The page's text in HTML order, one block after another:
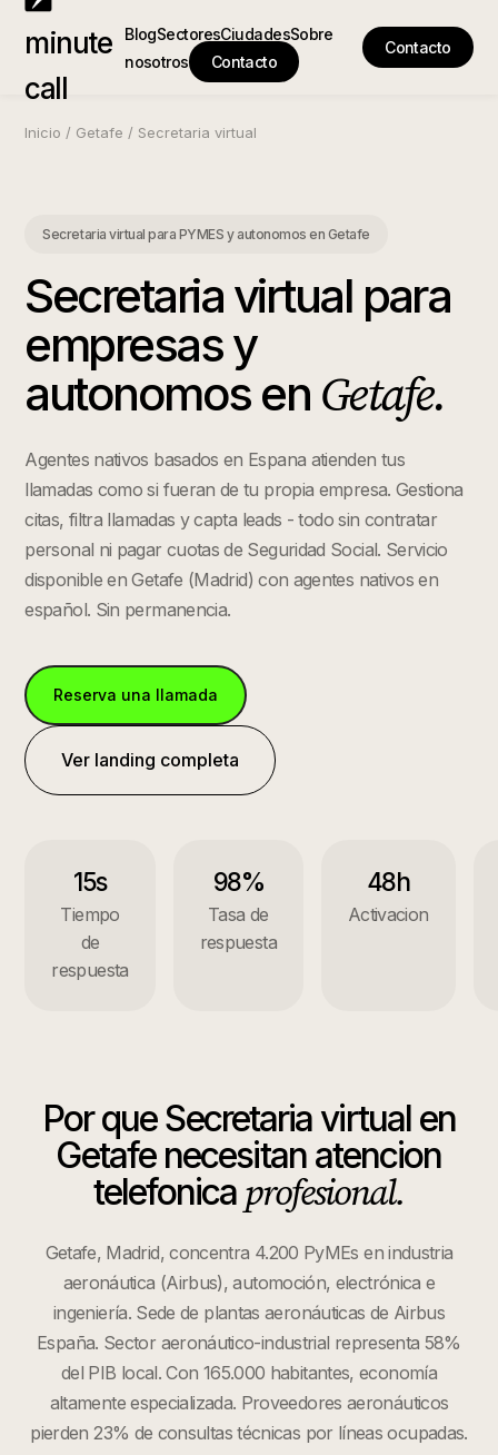
minute
call
BlogSectoresCiudadesSobre
nosotros
Contacto
Contacto
Inicio / Getafe / Secretaria virtual
Secretaria virtual para PYMES y autonomos en Getafe
Secretaria virtual para
empresas y
autonomosen Getafe.
Agentes nativos basados en Espana atienden tus
llamadas como si fueran de tu propia empresa. Gestiona
citas, filtra llamadas y capta leads - todo sin contratar
personal ni pagar cuotas de Seguridad Social. Servicio
disponible enGetafe (Madrid) con agentes nativos en
español. Sin permanencia.
Reserva una llamada
Ver landing completa
15s
Tiempo
de
respuesta
98%
Tasa de
respuesta
48h
Activacion
Por queSecretaria virtualen
Getafenecesitan atencion
telefonica profesional.
Getafe, Madrid, concentra 4.200 PyMEs en industria
aeronáutica (Airbus), automoción, electrónica e
ingeniería. Sede de plantas aeronáuticas de Airbus
España. Sector aeronáutico-industrial representa 58%
del PIB local. Con 165.000 habitantes, economía
altamente especializada. Proveedores aeronáuticos
pierden 23% de consultas técnicas por líneas ocupadas.